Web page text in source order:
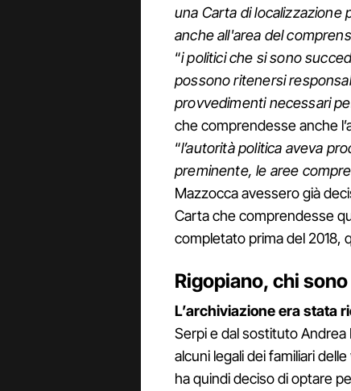
una Carta di localizzazione
anche all'area del
“i politici che si sono
possono ritenersi
provvedimenti necessari
che comprendesse anche
“l’autorità politica aveva
preminente, le aree
Mazzocca avessero già
Carta che comprendesse
completato prima del 2018,
Rigopiano, chi
L’archiviazione era stata
Serpi e dal sostituto Andrea
alcuni legali dei familiari
ha quindi deciso di optare